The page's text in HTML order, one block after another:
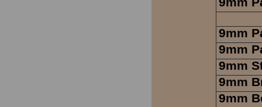
9mm
9mm
9mm
9mm
9mm